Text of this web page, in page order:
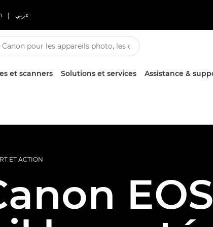
| عربي
et scanners Solutions et services Assistance &
ET ACTION
EOS